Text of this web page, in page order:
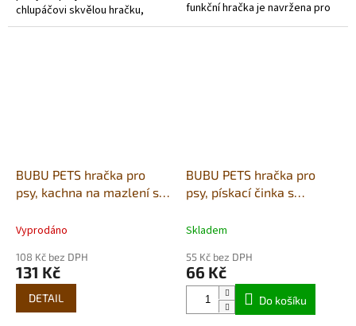
chlupáčovi skvělou hračku,
která ho zabaví na dlouhé
funkční hračka je navržena pro
aktivní psy a poskytne jim
BUBU PETS hračka pro
psy, kachna na mazlení s
Vyprodáno
108 Kč bez DPH
131 Kč
DETAIL
BUBU PETS hračka pro
psy, pískací činka s
(UDT0086)
Skladem
55 Kč bez DPH
66 Kč
Do košíku